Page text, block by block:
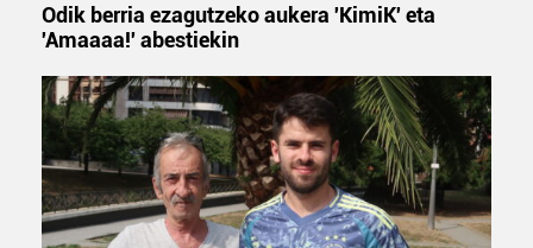
Webgune honek cookie propioak eta hirugarrenen cookie-
zerbitzuak hobetzeko asmoz, cookie teknologiaz
baliatzen gara. Ohar hau onartuz gero, teknologia hori
erabiltzeko baimen esplizitua ematen diguzu.Gehiago
irakurri
Odik berria ezagutzeko aukera 'KimiK' eta
'Amaaaa!' abestiekin